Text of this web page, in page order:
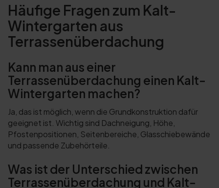
Häufige Fragen zum Kalt-
Wintergarten aus
Terrassenüberdachung
Kann man aus einer
Terrassenüberdachung einen Kalt-
Wintergarten machen?
Ja, das ist möglich, wenn die Grundkonstruktion dafür
geeignet ist. Wichtig sind Dachneigung, Höhe,
Pfostenpositionen, Seitenbereiche, Glasschiebewände
und passende Zubehörteile.
Was ist der Unterschied zwischen
Terrassenüberdachung und Kalt-